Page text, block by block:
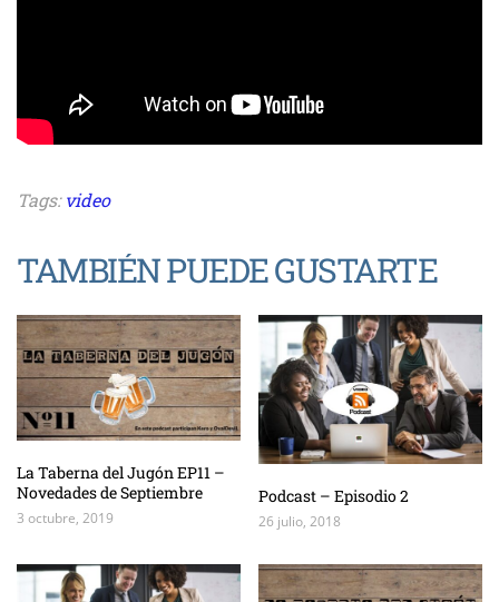
Tags:video
TAMBIÉN PUEDE GUSTARTE
La Taberna del Jugón EP11 –
Novedades de Septiembre
3 octubre, 2019
Podcast – Episodio 2
26 julio, 2018